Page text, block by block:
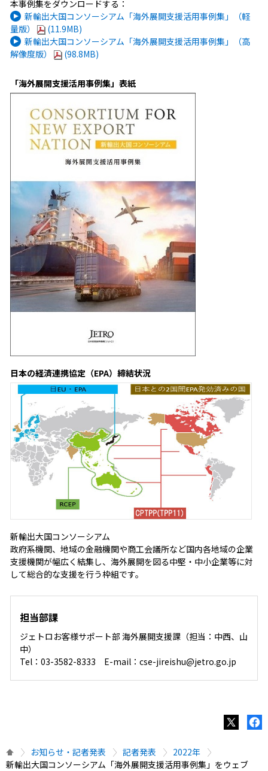
本事例集をダウンロードする：
新輸出大国コンソーシアム「海外展開支援活用事例集」（軽
量版）
(11.9MB)
新輸出大国コンソーシアム「海外展開支援活用事例集」（高
解像度版）
(98.8MB)
「海外展開支援活用事例集」表紙
日本の経済連携協定（EPA）締結状況
新輸出大国コンソーシアム
政府系機関、地域の金融機関や商工会議所など国内各地域の企業
支援機関が幅広く結集し、海外展開を図る中堅・中小企業等に対
して総合的な支援を行う枠組です。
担当部課
ジェトロお客様サポート部 海外展開支援課（担当：中西、山
中）
Tel：03-3582-8333 E-mail：cse-jireishu@jetro.go.jp
お知らせ・記者発表 記者発表
2022年
新輸出大国コンソーシアム「海外展開支援活用事例集」をウェブ